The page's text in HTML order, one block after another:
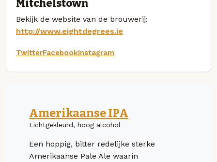
Mitchelstown
Bekijk de website van de brouwerij:
http://www.eightdegrees.ie
TwitterFacebookInstagram
Amerikaanse IPA
Lichtgekleurd, hoog alcohol
Een hoppig, bitter redelijke sterke
Amerikaanse Pale Ale waarin